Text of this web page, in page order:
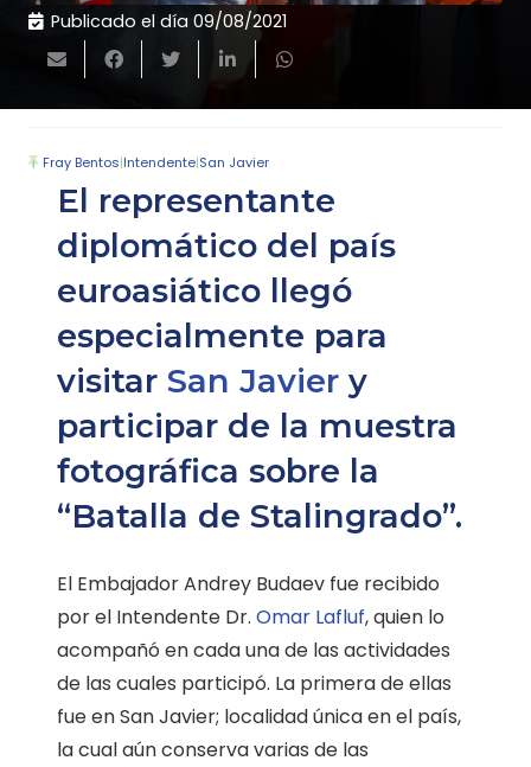
Publicado el día 09/08/2021
Fray Bentos|Intendente|San Javier
El representante
diplomático del país
euroasiático llegó
especialmente para
visitar San Javier y
participar de la muestra
fotográfica sobre la
“Batalla de Stalingrado”.
El Embajador Andrey Budaev fue recibido
por el Intendente Dr. Omar Lafluf, quien lo
acompañó en cada una de las actividades
de las cuales participó. La primera de ellas
fue en San Javier; localidad única en el país,
la cual aún conserva varias de las